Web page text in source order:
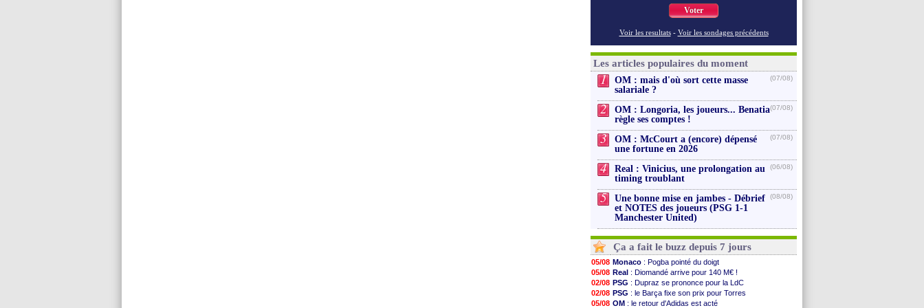
Voter
Voir les resultats - Voir les sondages précédents
Les articles populaires du moment
1
OM : mais d'où sort cette masse
salariale ?
(07/08)
2
OM : Longoria, les joueurs... Benatia
règle ses comptes !
(07/08)
3
OM : McCourt a (encore) dépensé
une fortune en 2026
(07/08)
4
Real : Vinicius, une prolongation au
timing troublant
(06/08)
5
Une bonne mise en jambes - Débrief
et NOTES des joueurs (PSG 1-1
Manchester United)
(08/08)
Ça a fait le buzz depuis 7 jours
05/08 Monaco : Pogba pointé du doigt
05/08 Real : Diomandé arrive pour 140 M€ !
02/08 PSG : Dupraz se prononce pour la LdC
02/08 PSG : le Barça fixe son prix pour Torres
05/08 OM : le retour d'Adidas est acté